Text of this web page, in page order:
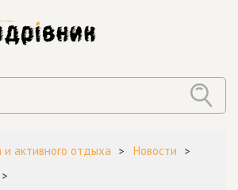
активного отдыха
Новости